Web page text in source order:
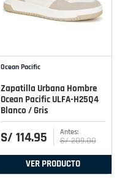
Ocean Pacific
Zapatilla Urbana Hombre
Ocean Pacific ULFA-H25Q4
Blanco / Gris
S/ 114.95 S/ 209.00
VER PRODUCTO